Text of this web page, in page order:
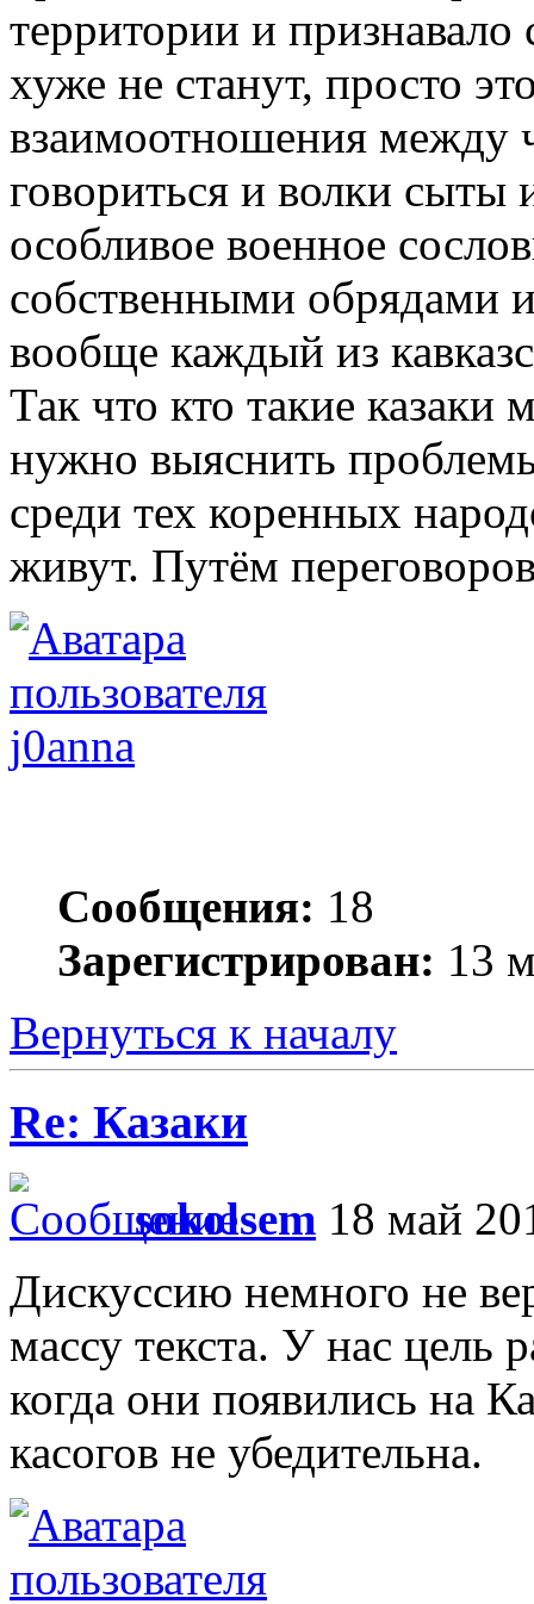
территории и
хуже не станут, просто
взаимоотношения между
говориться и волки сыты
особливое военное
собственными обрядами
вообще каждый из
Так что кто такие
нужно выяснить
среди тех коренных
живут. Путём
j0anna
Сообщения: 18
Зарегистрирован: 13
Вернуться к началу
Re: Казаки
sokolsem 18 май
Дискуссию немного не
массу текста. У нас цель
когда они появились на
касогов не убедительна.